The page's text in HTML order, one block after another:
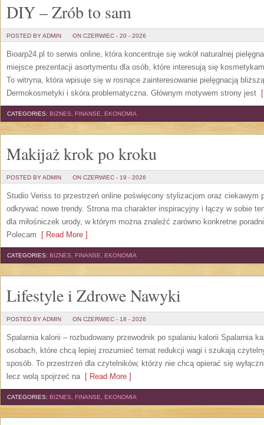
DIY – Zrób to sam
POSTED BY ADMIN ON CZERWIEC - 20 - 2026
Bioarp24.pl to serwis online, która koncentruje się wokół naturalnej
miejsce prezentacji asortymentu dla osób, które interesują się
To witryna, która wpisuje się w rosnące zainteresowanie pielęgnacją
Dermokosmetyki i skóra problematyczna. Głównym motywem strony jest
CATEGORIES: BIZNES, FINANSE, EKONOMIA
Makijaż krok po kroku
POSTED BY ADMIN ON CZERWIEC - 19 - 2026
Studio Veriss to przestrzeń online poświęcony stylizacjom oraz ciekawym
odkrywać nowe trendy. Strona ma charakter inspiracyjny i łączy w sobie
dla miłośniczek urody, w którym można znaleźć zarówno konkretne
Polecam [ Read More ]
CATEGORIES: BIZNES, FINANSE, EKONOMIA
Lifestyle i Zdrowe Nawyki
POSTED BY ADMIN ON CZERWIEC - 18 - 2026
Spalarnia kalorii – rozbudowany przewodnik po spalaniu kalorii Spalarnia
osobach, które chcą lepiej zrozumieć temat redukcji wagi i szukają
sposób. To przestrzeń dla czytelników, którzy nie chcą opierać się
lecz wolą spojrzeć na[ Read More ]
CATEGORIES: BIZNES, FINANSE, EKONOMIA